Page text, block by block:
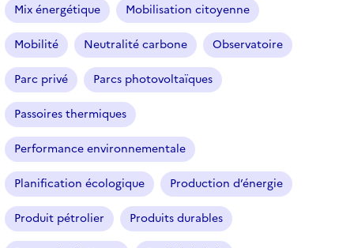
Mix énergétique Mobilisation citoyenne
Mobilité Neutralité carbone Observatoire
Parc privé Parcs photovoltaïques
Passoires thermiques
Performance environnementale
Planification écologique Production d’énergie
Produit pétrolier Produits durables